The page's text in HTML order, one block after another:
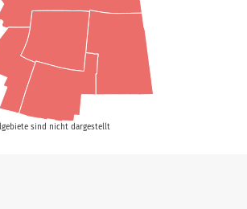
sind nicht dargestellt